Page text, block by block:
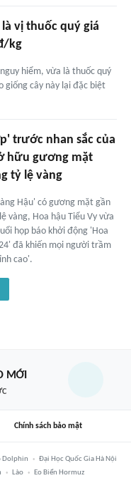
vị thuốc quý giá
kg
hiểm, vừa là thuốc quý
giống cây này lại đặc biệt
trước nhan sắc của
hữu gương mặt
tỷ lệ vàng
Hậu' có gương mặt gần
vàng, Hoa hậu Tiểu Vy vừa
họp báo khởi động 'Hoa
đã khiến mọi người trầm
cao'.
MỚI
Chính sách bảo mật
Dolphin
Đại Học Quốc Gia Hà Nội
Lào Eo Biển Hormuz